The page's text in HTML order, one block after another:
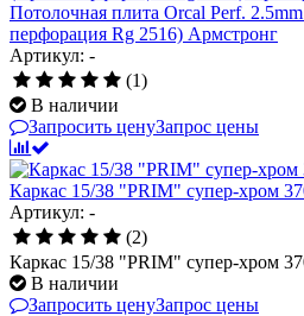
Потолочная плита Orcal Perf.
перфорация Rg 2516) Армстронг
Артикул: -
(1)
В наличии
Запросить ценуЗапрос цены
Каркас 15/38 "PRIM" супер-хром
Артикул: -
(2)
Каркас 15/38 "PRIM" супер-хром
В наличии
Запросить ценуЗапрос цены